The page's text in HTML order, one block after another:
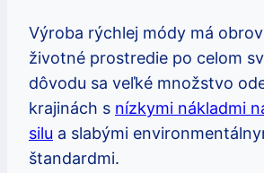
Výroba rýchlej módy má
životné prostredie po celom
dôvodu sa veľké množstvo
krajinách s nízkymi nákladmi
silu a slabými
štandardmi.